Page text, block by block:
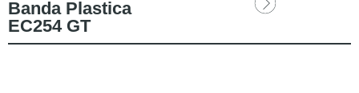
Banda Plastica
EC254 GT